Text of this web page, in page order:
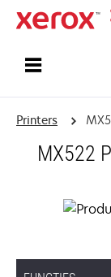
Printers
MX522